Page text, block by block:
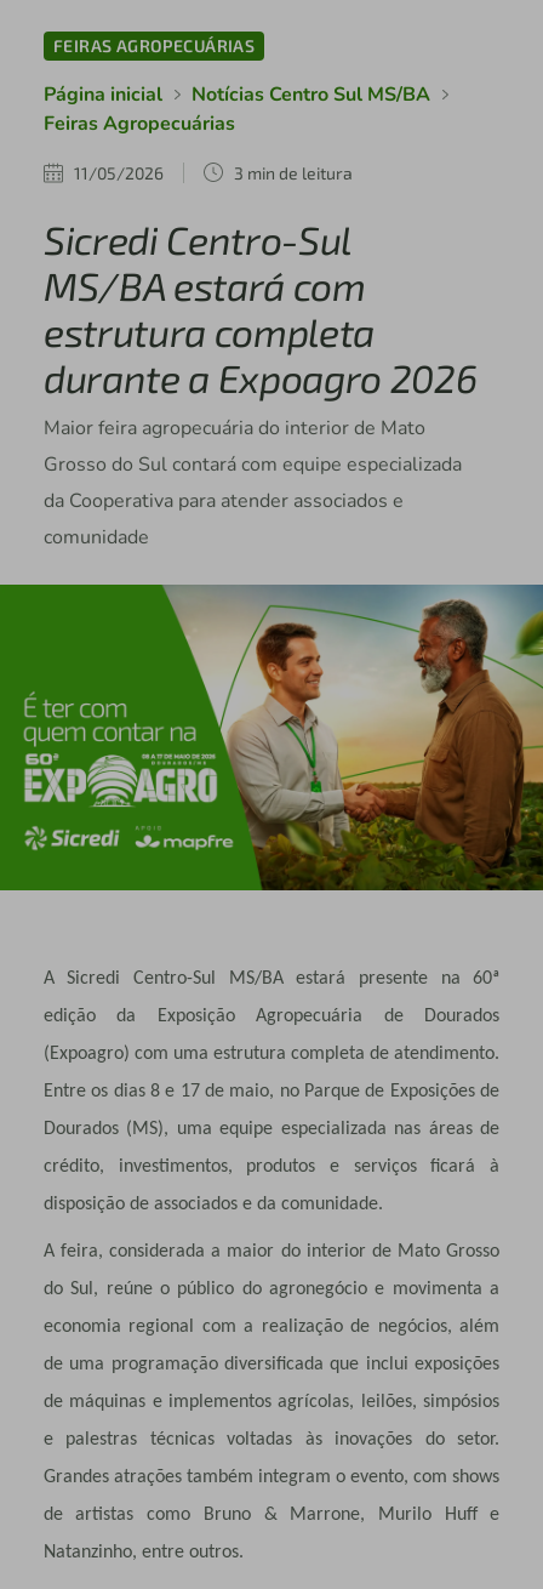
FEIRAS AGROPECUÁRIAS
Página inicial
Notícias Centro Sul MS/BA
Feiras Agropecuárias
11/05/2026 3 min de leitura
Sicredi Centro-Sul
MS/BA estará com
estrutura completa
durante a Expoagro 2026
Maior feira agropecuária do interior de Mato
Grosso do Sul contará com equipe especializada
da Cooperativa para atender associados e
comunidade
A Sicredi Centro-Sul MS/BA estará presente na 60ª
edição da Exposição Agropecuária de Dourados
(Expoagro) com uma estrutura completa de atendimento.
Entre os dias 8 e 17 de maio, no Parque de Exposições de
Dourados (MS), uma equipe especializada nas áreas de
crédito, investimentos, produtos e serviços ficará à
disposição de associados e da comunidade.
A feira, considerada a maior do interior de Mato Grosso
do Sul, reúne o público do agronegócio e movimenta a
economia regional com a realização de negócios, além
de uma programação diversificada que inclui exposições
de máquinas e implementos agrícolas, leilões, simpósios
e palestras técnicas voltadas às inovações do setor.
Grandes atrações também integram o evento, com shows
de artistas como Bruno & Marrone, Murilo Huff e
Natanzinho, entre outros.